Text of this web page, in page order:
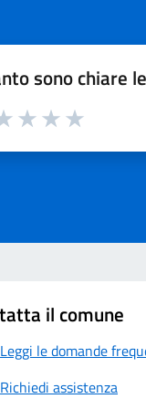
sono chiare
il comune
Leggi le domande
Richiedi assistenza